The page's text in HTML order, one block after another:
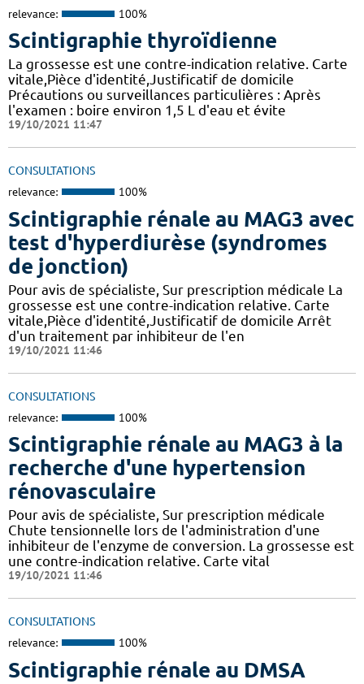
relevance: 100%
Scintigraphie thyroïdienne
La grossesse est une contre-indication relative. Carte
vitale,Pièce d'identité,Justificatif de domicile
Précautions ou surveillances particulières : Après
l'examen : boire environ 1,5 L d'eau et évite
19/10/2021 11:47
CONSULTATIONS
relevance: 100%
Scintigraphie rénale au MAG3 avec
test d'hyperdiurèse (syndromes
de jonction)
Pour avis de spécialiste, Sur prescription médicale La
grossesse est une contre-indication relative. Carte
vitale,Pièce d'identité,Justificatif de domicile Arrêt
d'un traitement par inhibiteur de l'en
19/10/2021 11:46
CONSULTATIONS
relevance: 100%
Scintigraphie rénale au MAG3 à la
recherche d'une hypertension
rénovasculaire
Pour avis de spécialiste, Sur prescription médicale
Chute tensionnelle lors de l'administration d'une
inhibiteur de l'enzyme de conversion. La grossesse est
une contre-indication relative. Carte vital
19/10/2021 11:46
CONSULTATIONS
relevance: 100%
Scintigraphie rénale au DMSA